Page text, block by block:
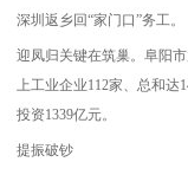
深圳返乡回“家门口”务工。
迎凤归关键在筑巢。阜阳
上工业企业112家、总和达
投资1339亿元。
提振破钞